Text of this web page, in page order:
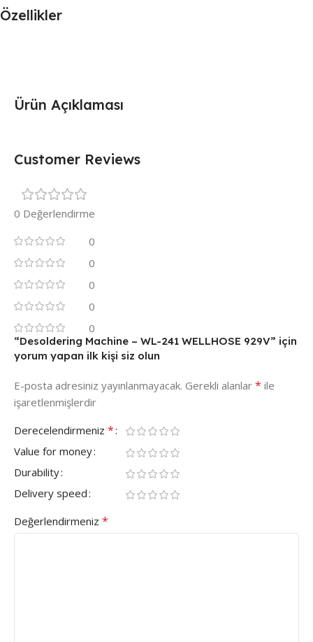
Ürün Açıklaması
Özellikler
Customer Reviews
0 Değerlendirme
0
0
0
0
0
“Desoldering Machine – WL-241 WELLHOSE 929V” için
yorum yapan ilk kişi siz olun
E-posta adresiniz yayınlanmayacak. Gerekli alanlar * ile
işaretlenmişlerdir
Derecelendirmeniz *
Value for money
Durability
Delivery speed
Değerlendirmeniz *